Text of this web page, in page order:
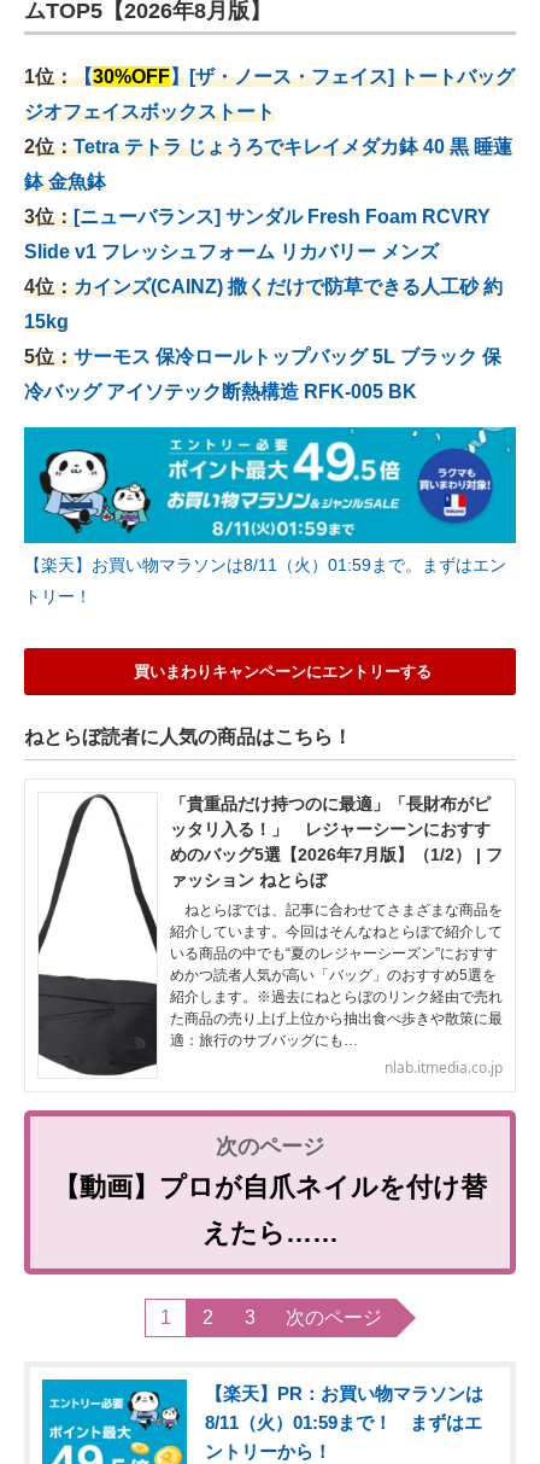
ムTOP5【2026年8月版】
1位：【30%OFF】[ザ・ノース・フェイス] トートバッグ
ジオフェイスボックストート
2位：Tetra テトラ じょうろでキレイメダカ鉢 40 黒 睡蓮
鉢 金魚鉢
3位：[ニューバランス] サンダル Fresh Foam RCVRY
Slide v1 フレッシュフォーム リカバリー メンズ
4位：カインズ(CAINZ) 撒くだけで防草できる人工砂 約
15kg
5位：サーモス 保冷ロールトップバッグ 5L ブラック 保
冷バッグ アイソテック断熱構造 RFK-005 BK
【楽天】お買い物マラソンは8/11（火）01:59まで。まずはエン
トリー！
買いまわりキャンペーンにエントリーする
ねとらぼ読者に人気の商品はこちら！
「貴重品だけ持つのに最適」「長財布がピ
ッタリ入る！」 レジャーシーンにおすす
めのバッグ5選【2026年7月版】（1/2） | フ
ァッション ねとらぼ
ねとらぼでは、記事に合わせてさまざまな商品を
紹介しています。今回はそんなねとらぼで紹介して
いる商品の中でも“夏のレジャーシーズン”におすす
めかつ読者人気が高い「バッグ」のおすすめ5選を
紹介します。※過去にねとらぼのリンク経由で売れ
た商品の売り上げ上位から抽出食べ歩きや散策に最
適：旅行のサブバッグにも…
nlab.itmedia.co.jp
【動画】プロが自爪ネイルを付け替
えたら……
1 2 3 次のページ
【楽天】PR：お買い物マラソンは
8/11（火）01:59まで！ まずはエ
ントリーから！